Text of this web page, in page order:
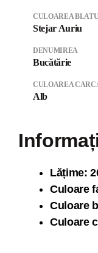
CULOAREA
Stejar Auriu
DENUMIREA
Bucătărie
CULOAREA
Alb
Lățime:
Culoare
Culoare
Culoare